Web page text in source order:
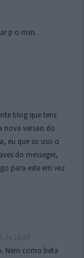
p o msn.
blog que tens
nova versao do
eu que so uso o
do messeger,
para este em vez
Nem como beta